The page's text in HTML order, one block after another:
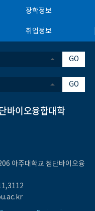
장학정보
취업정보
GO
GO
바이오융합대학
아주대학교 첨단바이오융
,3112